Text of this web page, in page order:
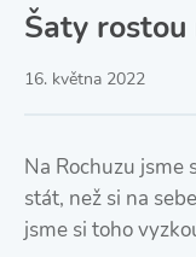
Šaty
16. května 2022
Na Rochuzu jsme
stát, než si na
jsme si toho